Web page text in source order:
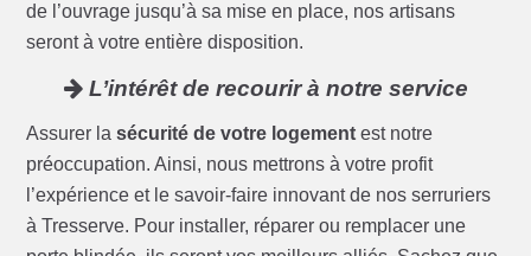
de l’ouvrage jusqu’à sa mise en place, nos artisans
seront à votre entière disposition.
L’intérêt de recourir à notre service
Assurer lasécurité de votre logement est notre
préoccupation. Ainsi, nous mettrons à votre profit
l’expérience et le savoir-faire innovant de nos serruriers
à Tresserve. Pour installer, réparer ou remplacer une